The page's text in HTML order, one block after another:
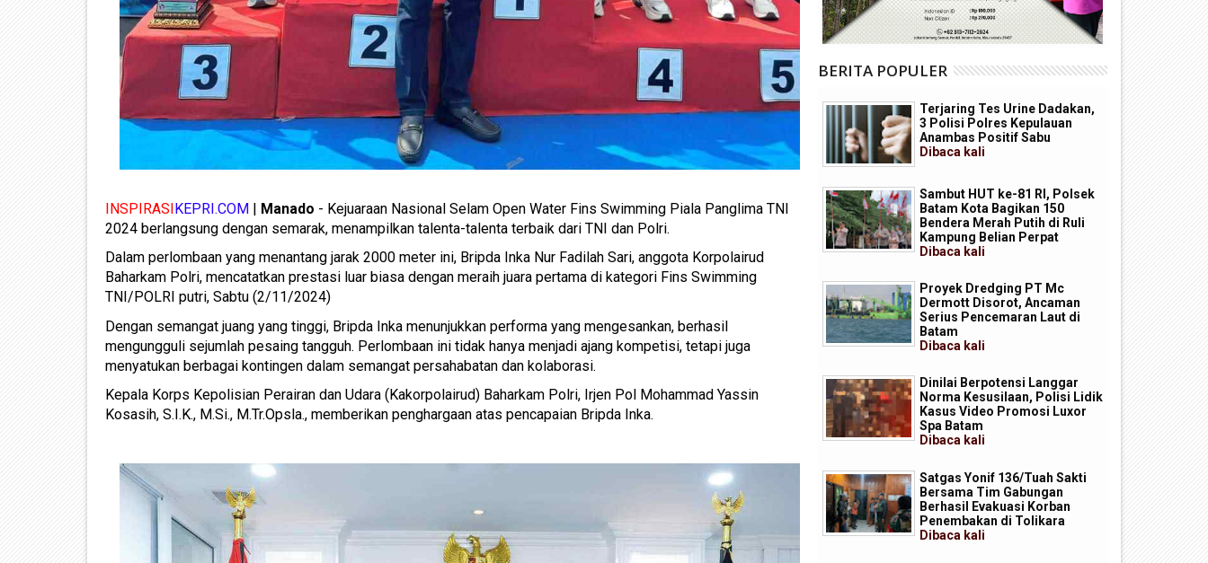
INSPIRASIKEPRI.COM | Manado - Kejuaraan Nasional Selam Open Water Fins Swimming Piala Panglima TNI
2024 berlangsung dengan semarak, menampilkan talenta-talenta terbaik dari TNI dan Polri.
Dalam perlombaan yang menantang jarak 2000 meter ini, Bripda Inka Nur Fadilah Sari, anggota Korpolairud
Baharkam Polri, mencatatkan prestasi luar biasa dengan meraih juara pertama di kategori Fins Swimming
TNI/POLRI putri, Sabtu (2/11/2024)
Dengan semangat juang yang tinggi, Bripda Inka menunjukkan performa yang mengesankan, berhasil
mengungguli sejumlah pesaing tangguh. Perlombaan ini tidak hanya menjadi ajang kompetisi, tetapi juga
menyatukan berbagai kontingen dalam semangat persahabatan dan kolaborasi.
Kepala Korps Kepolisian Perairan dan Udara (Kakorpolairud) Baharkam Polri, Irjen Pol Mohammad Yassin
Kosasih, S.I.K., M.Si., M.Tr.Opsla., memberikan penghargaan atas pencapaian Bripda Inka.
BERITA POPULER
Terjaring Tes Urine Dadakan,
3 Polisi Polres Kepulauan
Anambas Positif Sabu
Dibaca kali
Sambut HUT ke-81 RI, Polsek
Batam Kota Bagikan 150
Bendera Merah Putih di Ruli
Kampung Belian Perpat
Dibaca kali
Proyek Dredging PT Mc
Dermott Disorot, Ancaman
Serius Pencemaran Laut di
Batam
Dibaca kali
Dinilai Berpotensi Langgar
Norma Kesusilaan, Polisi Lidik
Kasus Video Promosi Luxor
Spa Batam
Dibaca kali
Satgas Yonif 136/Tuah Sakti
Bersama Tim Gabungan
Berhasil Evakuasi Korban
Penembakan di Tolikara
Dibaca kali